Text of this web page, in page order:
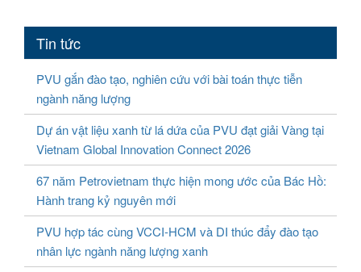
Tin tức
PVU gắn đào tạo, nghiên cứu với bài toán thực tiễn
ngành năng lượng
Dự án vật liệu xanh từ lá dứa của PVU đạt giải Vàng tại
Vietnam Global Innovation Connect 2026
67 năm Petrovietnam thực hiện mong ước của Bác Hồ:
Hành trang kỷ nguyên mới
PVU hợp tác cùng VCCI-HCM và DI thúc đẩy đào tạo
nhân lực ngành năng lượng xanh